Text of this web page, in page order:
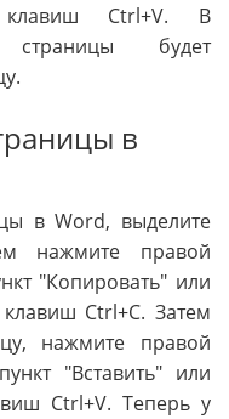
клавиш Ctrl+V. В
страницы будет
в
в Word, выделите
нажмите правой
"Копировать" или
Ctrl+C. Затем
нажмите правой
"Вставить" или
Ctrl+V. Теперь у